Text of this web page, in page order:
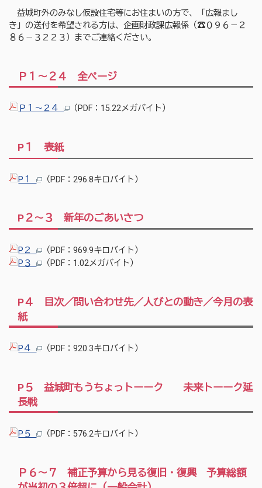
益城町外のみなし仮設住宅等にお住まいの方で、「広報まし
き」の送付を希望される方は、企画財政課広報係（☎０９６－２
８６－３２２３）までご連絡ください。
Ｐ１～２４ 全ページ
Ｐ１～２４ （PDF：15.22メガバイト）
P１ 表紙
P１ （PDF：296.8キロバイト）
P２～３ 新年のごあいさつ
P２
（PDF：969.9キロバイト）
P３
（PDF：1.02メガバイト）
P４ 目次／問い合わせ先／人びとの動き／今月の表
紙
P４ （PDF：920.3キロバイト）
P５ 益城町もうちょっトーーク 未来トーーク延
長戦
P５ （PDF：576.2キロバイト）
Ｐ６～７ 補正予算から見る復旧・復興 予算総額